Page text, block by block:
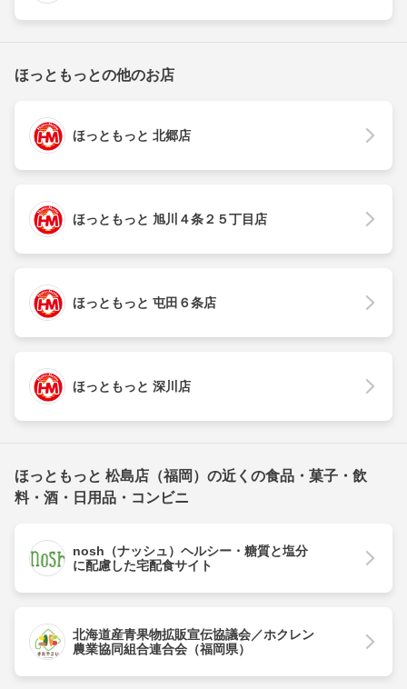
ほっともっとの他のお店
ほっともっと 北郷店
ほっともっと 旭川４条２５丁目店
ほっともっと 屯田６条店
ほっともっと 深川店
ほっともっと 松島店（福岡）の近くの食品・菓子・飲
料・酒・日用品・コンビニ
nosh（ナッシュ）ヘルシー・糖質と塩分
に配慮した宅配食サイト
北海道産青果物拡販宣伝協議会／ホクレン
農業協同組合連合会（福岡県）